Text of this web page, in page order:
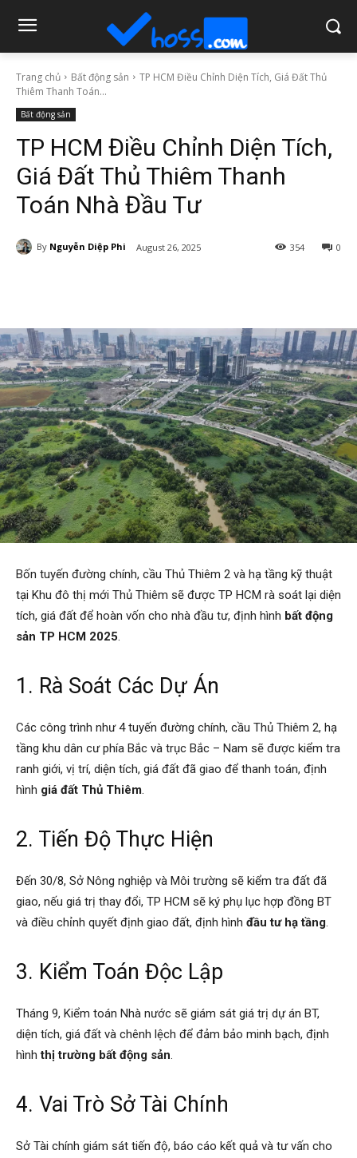
Trang chủ Bất động sản
TP HCM Điều Chỉnh Diện Tích, Giá Đất Thủ
Thiêm Thanh Toán...
Bất động sản
TP HCM Điều Chỉnh Diện Tích,
Giá Đất Thủ Thiêm Thanh
Toán Nhà Đầu Tư
By Nguyễn Diệp Phi August 26, 2025 0
354
Bốn tuyến đường chính, cầu Thủ Thiêm 2 và hạ tầng kỹ thuật
tại Khu đô thị mới Thủ Thiêm sẽ được TP HCM rà soát lại diện
tích, giá đất để hoàn vốn cho nhà đầu tư, định hình bất động
sản TP HCM 2025.
1. Rà Soát Các Dự Án
Các công trình như 4 tuyến đường chính, cầu Thủ Thiêm 2, hạ
tầng khu dân cư phía Bắc và trục Bắc – Nam sẽ được kiểm tra
ranh giới, vị trí, diện tích, giá đất đã giao để thanh toán, định
hình giá đất Thủ Thiêm.
2. Tiến Độ Thực Hiện
Đến 30/8, Sở Nông nghiệp và Môi trường sẽ kiểm tra đất đã
giao, nếu giá trị thay đổi, TP HCM sẽ ký phụ lục hợp đồng BT
và điều chỉnh quyết định giao đất, định hình đầu tư hạ tầng.
3. Kiểm Toán Độc Lập
Tháng 9, Kiểm toán Nhà nước sẽ giám sát giá trị dự án BT,
diện tích, giá đất và chênh lệch để đảm bảo minh bạch, định
hìnhthị trường bất động sản.
4. Vai Trò Sở Tài Chính
Sở Tài chính giám sát tiến độ, báo cáo kết quả và tư vấn cho